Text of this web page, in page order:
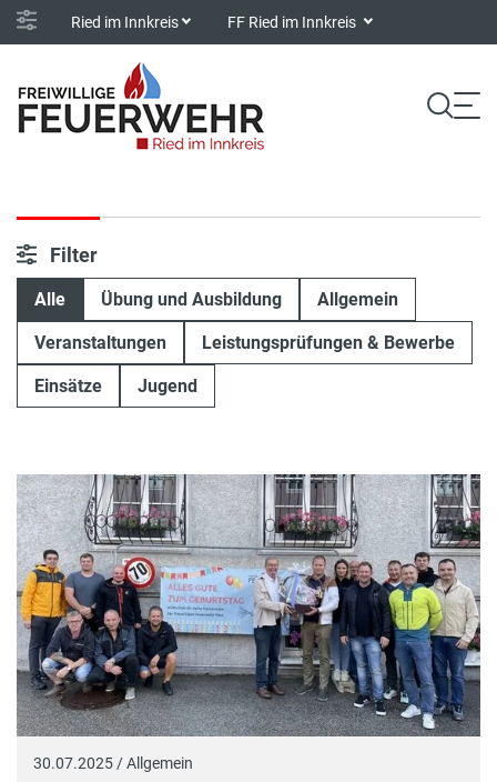
Ried im Innkreis FF Ried im Innkreis
Filter
Alle Übung und Ausbildung Allgemein
Veranstaltungen Leistungsprüfungen & Bewerbe
Einsätze Jugend
30.07.2025 / Allgemein